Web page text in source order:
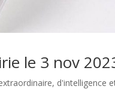
le 3 nov
d'intelligence